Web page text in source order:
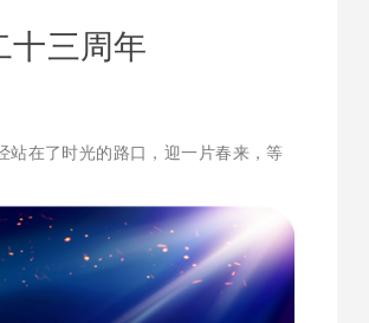
三周年
在了时光的路口，迎一片春来，等